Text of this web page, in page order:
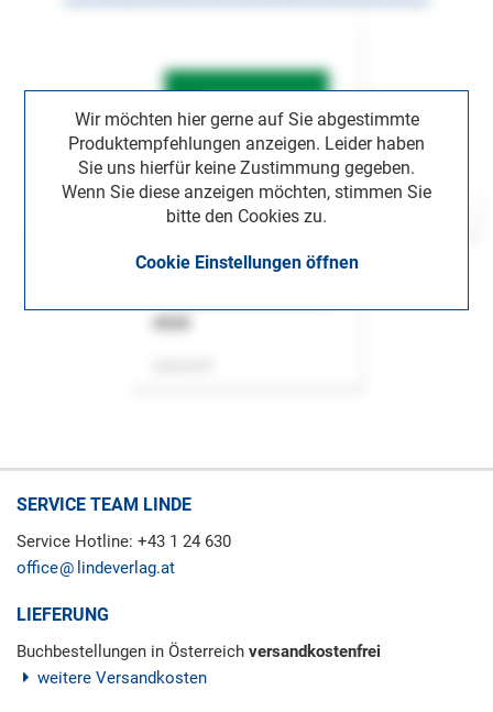
Wir möchten hier gerne auf Sie abgestimmte
Produktempfehlungen anzeigen. Leider haben
Sie uns hierfür keine Zustimmung gegeben.
Wenn Sie diese anzeigen möchten, stimmen Sie
bitte den Cookies zu.
Cookie Einstellungen öffnen
SERVICE TEAM LINDE
Service Hotline: +43 1 24 630
office
lindeverlag.at
LIEFERUNG
Buchbestellungen in Österreich versandkostenfrei
weitere Versandkosten